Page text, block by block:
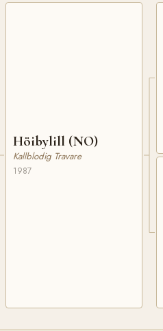
Höibylill (NO)
Kallblodig Travare
1987